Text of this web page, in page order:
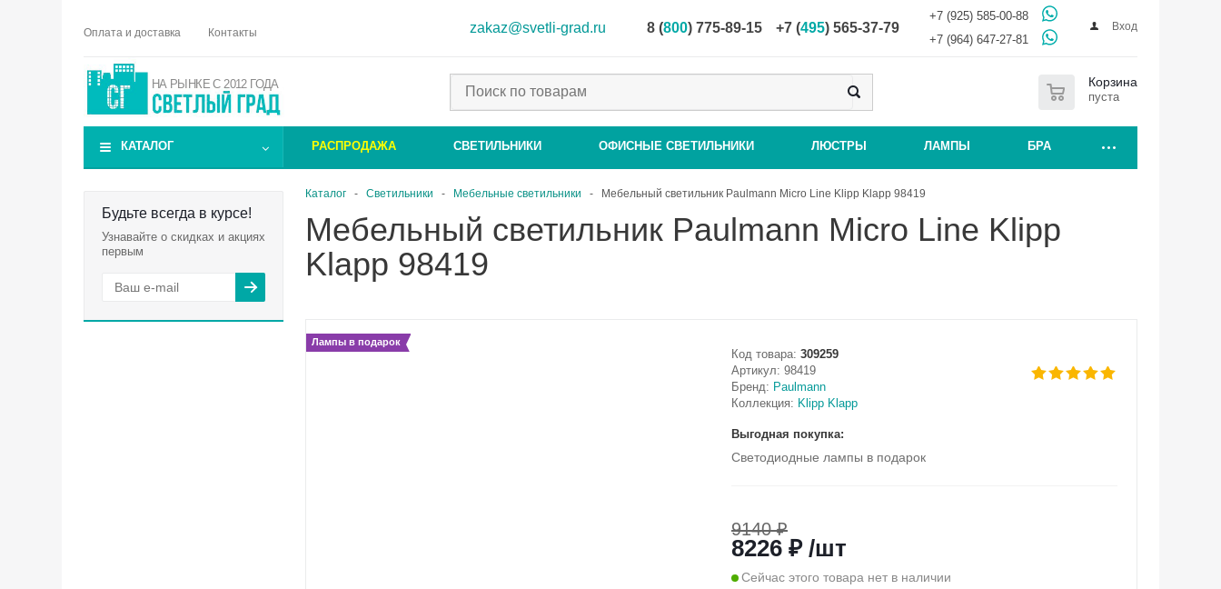
Оплата и доставка Контакты zakaz@svetli-grad.ru 8 (800) 775-89-15 +7 (495) 565-37-79
+7 (925) 585-00-88
+7 (964) 647-27-81
Вход
НА РЫНКЕ С 2012 ГОДА Корзина
пуста
КАТАЛОГ РАСПРОДАЖА СВЕТИЛЬНИКИ ОФИСНЫЕ СВЕТИЛЬНИКИ ЛЮСТРЫ ЛАМПЫ БРА
Будьте всегда в курсе!
Узнавайте о скидках и акциях
первым
Каталог - Светильники - Мебельные светильники - Мебельный светильник Paulmann Micro Line Klipp Klapp 98419
Мебельный светильник Paulmann Micro Line Klipp
Klapp 98419
Лампы в подарок
Код товара: 309259
Артикул: 98419
Бренд: Paulmann
Коллекция: Klipp Klapp
Выгодная покупка:
Светодиодные лампы в подарок
9140 ₽
8226 ₽ /шт
Сейчас этого товара нет в наличии